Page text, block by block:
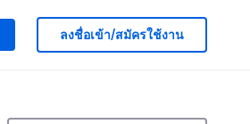
ลงชื่อเข้า/สมัครใช้งาน